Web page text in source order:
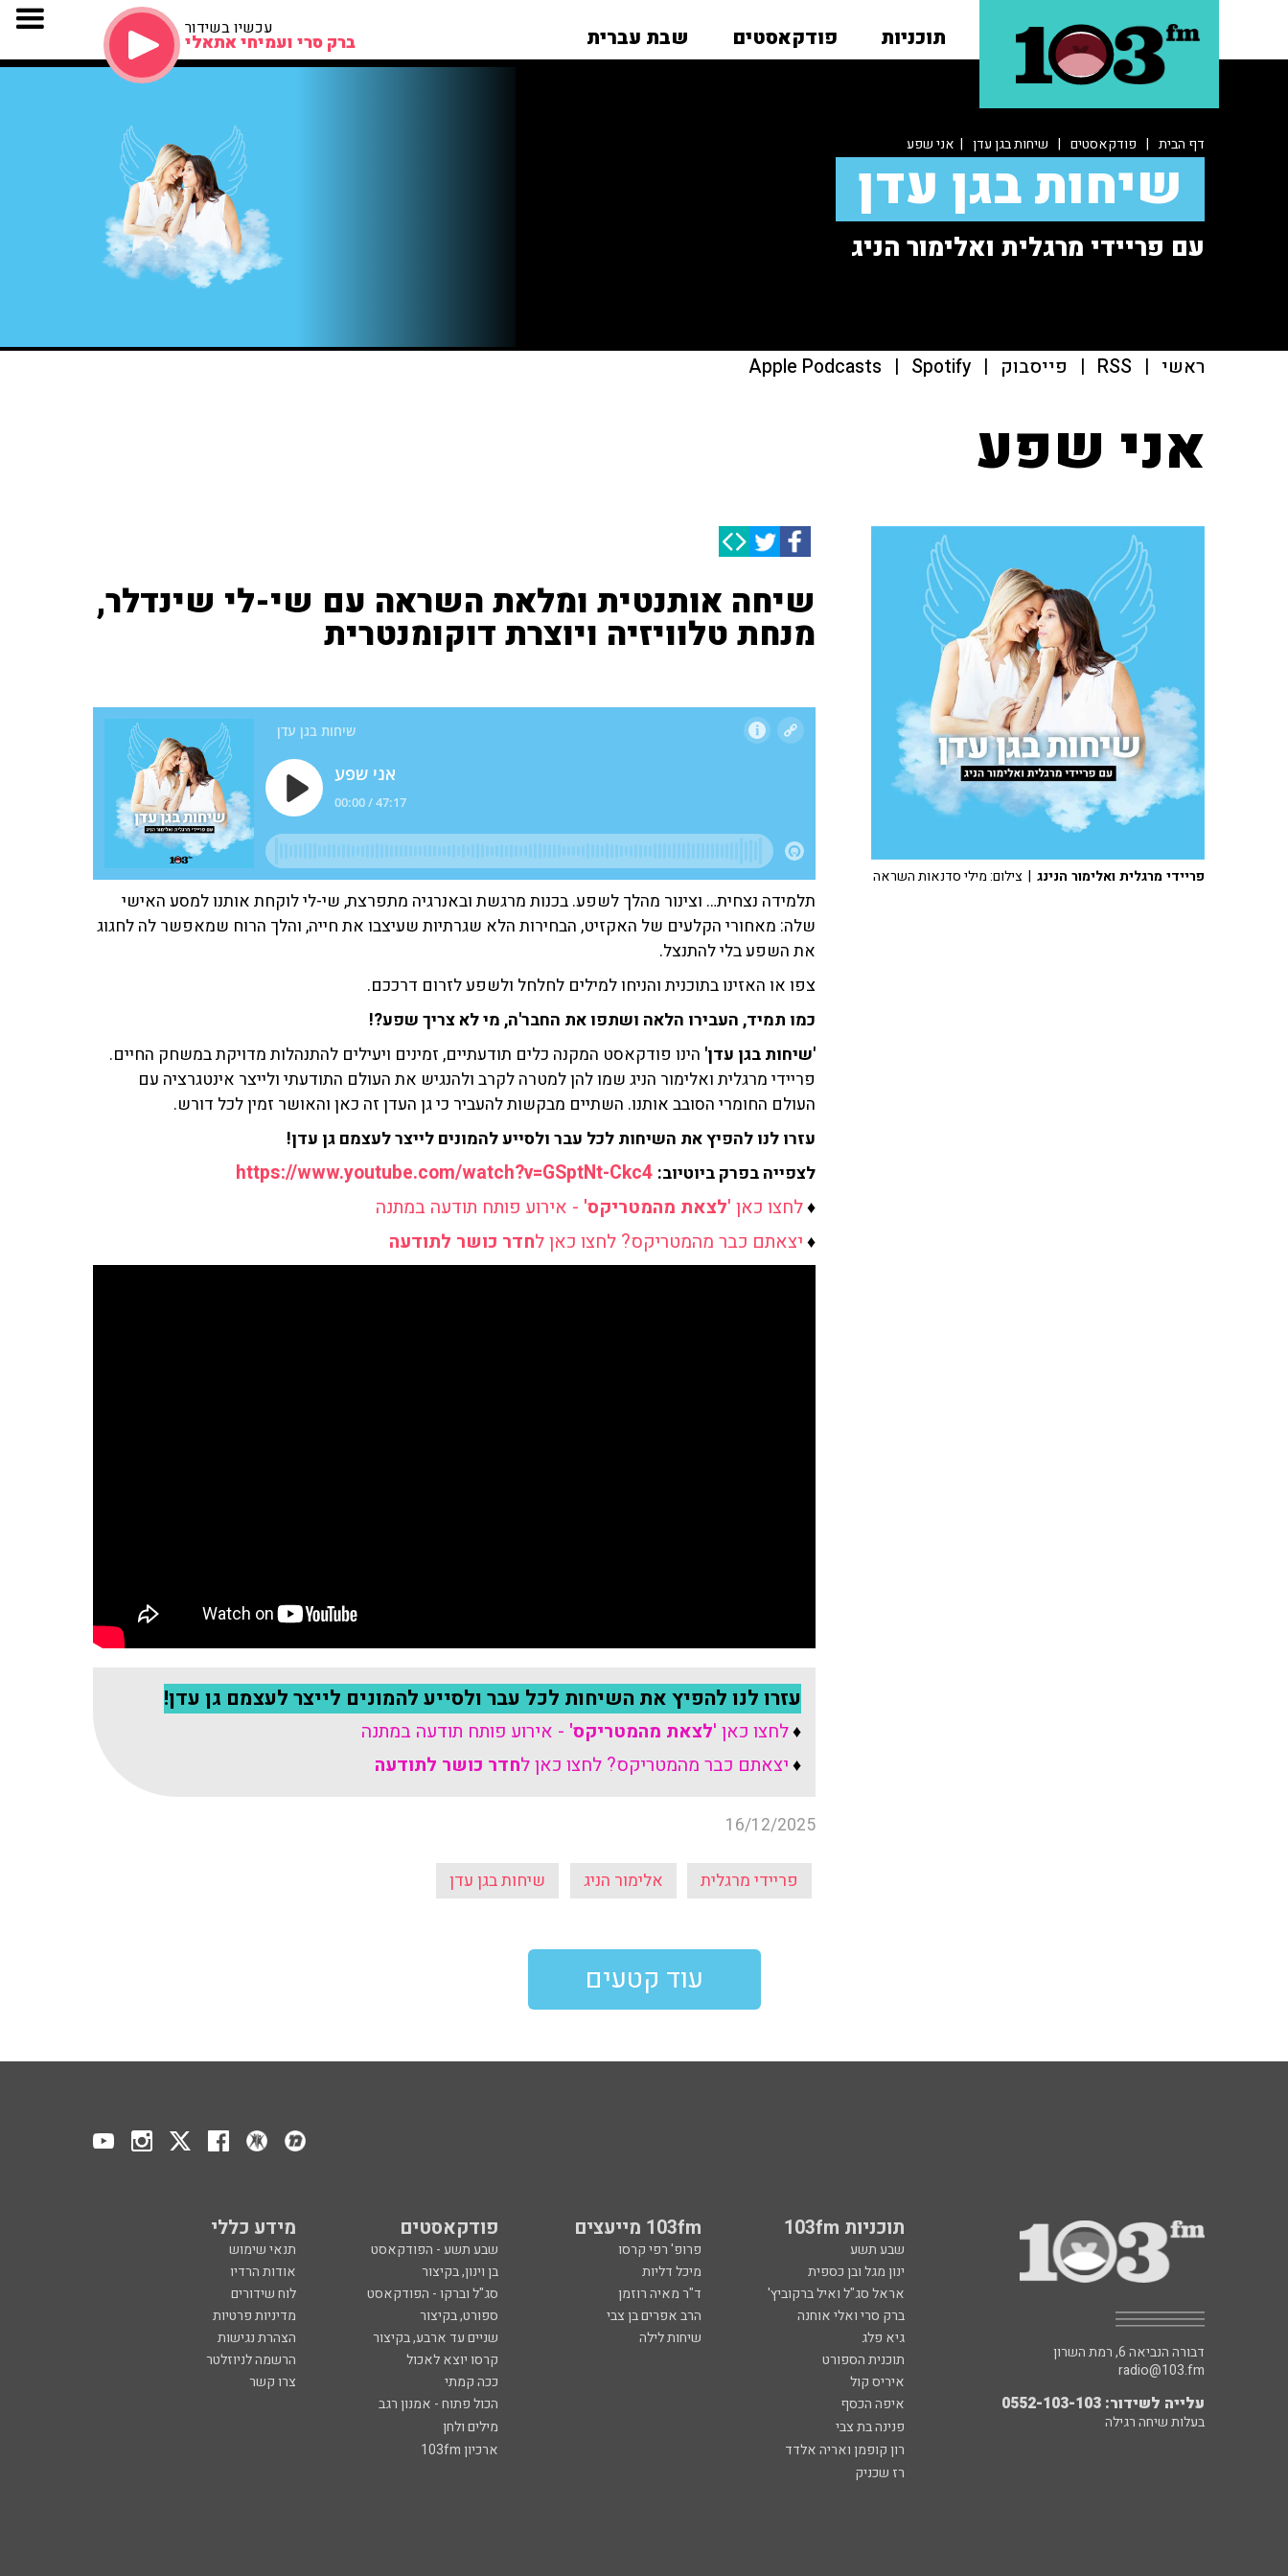
תוכניות פודקאסטים שבת עברית עכשיו בשידור
ברק סרי ועמיחי אתאלי
דף הבית | פודקאסטים | שיחות בגן עדן | אני שפע
שיחות בגן עדן
עם פריידי מרגלית ואלימור הניג
ראשי |
RSS
| פייסבוק |
Spotify
|
Apple Podcasts
אני שפע
שיחה אותנטית ומלאת השראה עם שי-לי שינדלר,
מנחת טלוויזיה ויוצרת דוקומנטרית
תלמידה נצחית… וצינור מהלך לשפע. בכנות מרגשת ובאנרגיה מתפרצת, שי-לי לוקחת אותנו למסע האישי
שלה: מאחורי הקלעים של האקזיט, הבחירות הלא שגרתיות שעיצבו את חייה, והלך הרוח שמאפשר לה לחגוג
את השפע בלי להתנצל.
צפו או האזינו בתוכנית והניחו למילים לחלחל ולשפע לזרום דרככם.
כמו תמיד, העבירו הלאה ושתפו את החבר'ה, מי לא צריך שפע?!
'שיחות בגן עדן' הינו פודקאסט המקנה כלים תודעתיים, זמינים ויעילים להתנהלות מדויקת במשחק החיים.
פריידי מרגלית ואלימור הניג שמו להן למטרה לקרב ולהנגיש את העולם התודעתי ולייצר אינטגרציה עם
העולם החומרי הסובב אותנו. השתיים מבקשות להעביר כי גן העדן זה כאן והאושר זמין לכל דורש.
עזרו לנו להפיץ את השיחות לכל עבר ולסייע להמונים לייצר לעצמם גן עדן!
לצפייה בפרק ביוטיוב:
♦לחצו כאן 'לצאת מהמטריקס' - אירוע פותח תודעה במתנה
♦ יצאתם כבר מהמטריקס? לחצו כאן לחדר כושר לתודעה
עזרו לנו להפיץ את השיחות לכל עבר ולסייע להמונים לייצר לעצמם גן עדן!
♦לחצו כאן 'לצאת מהמטריקס' - אירוע פותח תודעה במתנה
♦ יצאתם כבר מהמטריקס? לחצו כאן לחדר כושר לתודעה
16/12/2025
פריידי מרגלית אלימור הניג שיחות בגן עדן
פריידי מרגלית ואלימור הנינג | צילום: מילי סדנאות השראה
עוד קטעים
תוכניות 103fm 103fm מייעצים פודקאסטים מידע כללי
שבע תשע פרופ' רפי קרסו שבע תשע - הפודקאסט
תנאי שימוש
ינון מגל ובן כספית
מיכל דליות בן וינון, בקיצור
אודות הרדיו
אראל סג"ל ואיל ברקוביץ'
ד"ר מאיה רוזמן סג"ל וברקו - הפודקאסט
לוח שידורים
ברק סרי ואלי אוחנה
הרב אפרים בן צבי ספורט, בקיצור
מדיניות פרטיות
גיא פלג
שיחות לילה שניים עד ארבע, בקיצור
הצהרת נגישות
תוכנית הספורט
קרסו יוצא לאכול
הרשמה לניוזלטר
איריס קול
ככה קמתי
צרו קשר
איפה הכסף
הכול פתוח - אמנון רגב
פנינה בת צבי
מילים ולחן
רון קופמן ואריה אלדד
ארכיון 103fm
רז שכניק
דבורה הנביאה 6, רמת השרון
radio@103.fm
עלייה לשידור: 0552-103-103
בעלות שיחה רגילה